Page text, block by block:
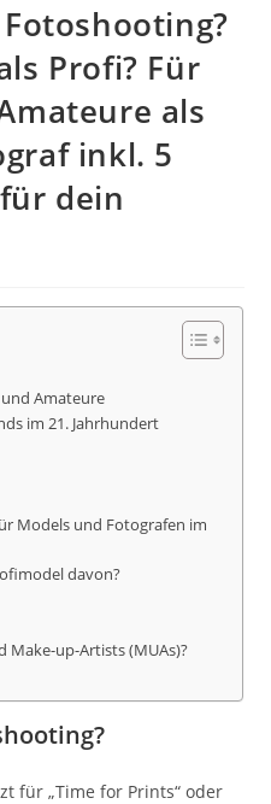
Profi? Für
als
inkl. 5
dein
Amateure
im 21. Jahrhundert
Models und Fotografen im
davon?
Make-up-Artists (MUAs)?
für „Time for Prints“ oder